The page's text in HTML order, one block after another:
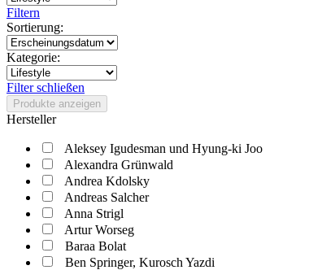
Filtern
Sortierung:
Kategorie:
Filter schließen
Produkte anzeigen
Hersteller
Aleksey Igudesman und Hyung-ki Joo
Alexandra Grünwald
Andrea Kdolsky
Andreas Salcher
Anna Strigl
Artur Worseg
Baraa Bolat
Ben Springer, Kurosch Yazdi